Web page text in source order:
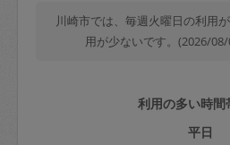
金額の100%＋交通費全
定期契約をキャンセル
期は月2回まで隔週定
川崎市では、毎週火曜日の利用
用が少ないです。(2026/
利用の多い時間
平日